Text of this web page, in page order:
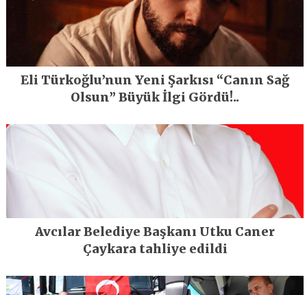
Eli Türkoğlu’nun Yeni Şarkısı “Canın Sağ
Olsun” Büyük İlgi Gördü!..
Avcılar Belediye Başkanı Utku Caner
Çaykara tahliye edildi